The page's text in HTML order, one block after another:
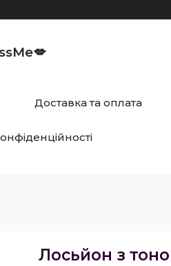
Доставка та оплата
Лосьйон з